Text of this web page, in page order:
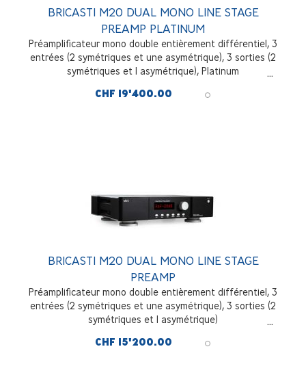
BRICASTI M20 DUAL MONO LINE STAGE
PREAMP PLATINUM
Préamplificateur mono double entièrement différentiel, 3
entrées (2 symétriques et une asymétrique), 3 sorties (2
symétriques et 1 asymétrique), Platinum
CHF 19'400.00
BRICASTI M20 DUAL MONO LINE STAGE
PREAMP
Préamplificateur mono double entièrement différentiel, 3
entrées (2 symétriques et une asymétrique), 3 sorties (2
symétriques et 1 asymétrique)
CHF 15'200.00